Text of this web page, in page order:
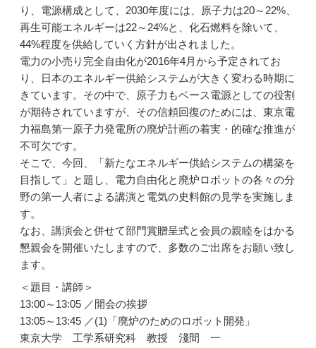
り、電源構成として、2030年度には、原子力は20～22%、
再生可能エネルギーは22～24%と、化石燃料を除いて、
44%程度を供給していく方針が出されました。
電力の小売り完全自由化が2016年4月から予定されてお
り、日本のエネルギー供給システムが大きく変わる時期に
きています。その中で、原子力もベース電源としての役割
が期待されていますが、その信頼回復のためには、東京電
力福島第一原子力発電所の廃炉計画の着実・的確な推進が
不可欠です。
そこで、今回、「新たなエネルギー供給システムの構築を
目指して」と題し、電力自由化と廃炉ロボットの各々の分
野の第一人者による講演と電気の史料館の見学を実施しま
す。
なお、講演会と併せて部門賞贈呈式と会員の親睦をはかる
懇親会を開催いたしますので、多数のご出席をお願い致し
ます。
＜題目・講師＞
13:00～13:05 ／開会の挨拶
13:05～13:45 ／(1)「廃炉のためのロボット開発」
東京大学 工学系研究科 教授 淺間 一